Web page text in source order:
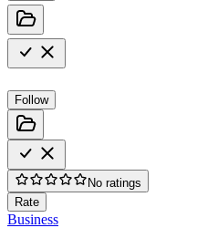
Follow
No ratings
Rate
Business